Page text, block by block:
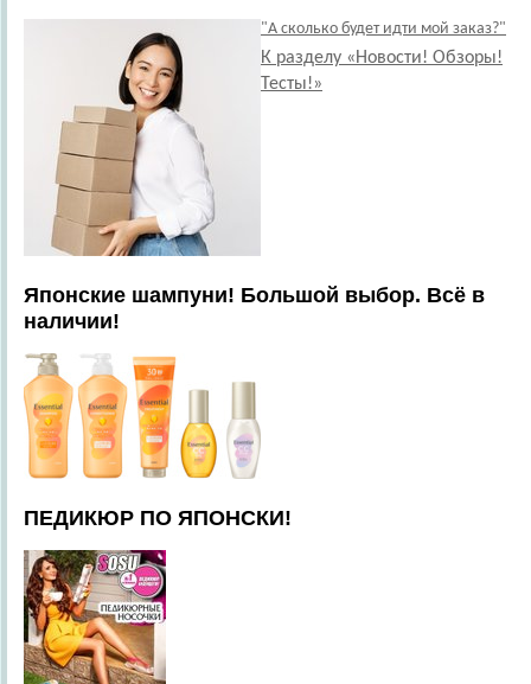
"А сколько будет идти мой заказ?"
К разделу «Новости! Обзоры!
Тесты!»
Японские шампуни! Большой выбор. Всё в
наличии!
ПЕДИКЮР ПО ЯПОНСКИ!